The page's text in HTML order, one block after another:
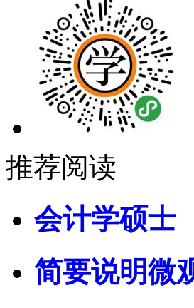
推荐阅读
会计学硕士
简要说明微